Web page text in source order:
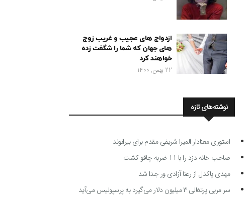
ازدواج های عجیب و غریب زوج
های جهان که شما را شگفت زده
خواهند کرد
22 بهمن, 1400
نوشته‌های تازه
استوری معنادار المیرا شریفی مقدم برای بیرانوند
صاحب خانه دزد را با 11 ضربه چاقو کشت
مهدی پاکدل از رعنا آزادی ور جدا شد
سر مربی پرتغالی ۳ میلیون دلار می‌گیرد به پرسپولیس می‌آید